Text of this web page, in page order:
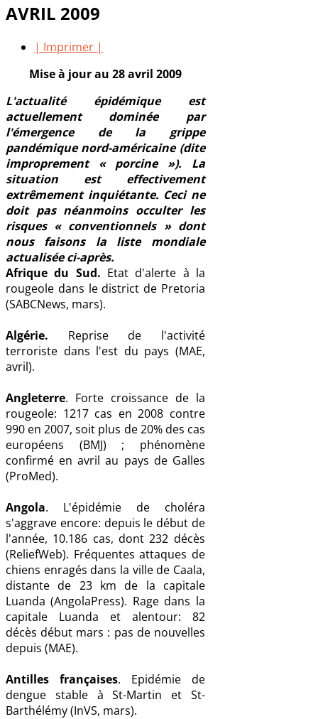
AVRIL 2009
| Imprimer |
Mise à jour au 28 avril 2009
L'actualité épidémique est
actuellement dominée par
l'émergence de la grippe
pandémique nord-américaine (dite
improprement « porcine »). La
situation est effectivement
extrêmement inquiétante. Ceci ne
doit pas néanmoins occulter les
risques « conventionnels » dont
nous faisons la liste mondiale
actualisée ci-après.
Afrique du Sud. Etat d'alerte à la
rougeole dans le district de Pretoria
(SABCNews, mars).
Algérie. Reprise de l'activité
terroriste dans l'est du pays (MAE,
avril).
Angleterre. Forte croissance de la
rougeole: 1217 cas en 2008 contre
990 en 2007, soit plus de 20% des cas
européens (BMJ) ; phénomène
confirmé en avril au pays de Galles
(ProMed).
Angola. L'épidémie de choléra
s'aggrave encore: depuis le début de
l'année, 10.186 cas, dont 232 décès
(ReliefWeb). Fréquentes attaques de
chiens enragés dans la ville de Caala,
distante de 23 km de la capitale
Luanda (AngolaPress). Rage dans la
capitale Luanda et alentour: 82
décès début mars : pas de nouvelles
depuis (MAE).
Antilles françaises. Epidémie de
dengue stable à St-Martin et St-
Barthélémy (InVS, mars).